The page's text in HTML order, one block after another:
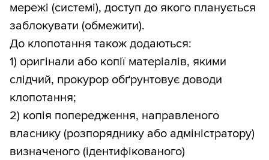
мережі (системі), доступ до якого планується
заблокувати (обмежити).
До клопотання також додаються:
1) оригінали або копії матеріалів, якими
слідчий, прокурор обґрунтовує доводи
клопотання;
2) копія попередження, направленого
власнику (розпоряднику або адміністратору)
визначеного (ідентифікованого)